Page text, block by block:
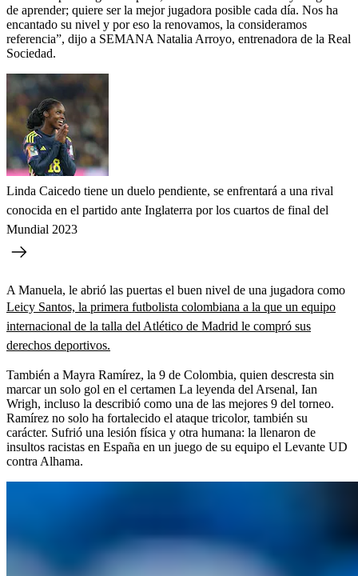
de aprender; quiere ser la mejor jugadora posible cada día. Nos ha
encantado su nivel y por eso la renovamos, la consideramos
referencia”, dijo a SEMANA Natalia Arroyo, entrenadora de la Real
Sociedad.
Linda Caicedo tiene un duelo pendiente, se enfrentará a una rival
conocida en el partido ante Inglaterra por los cuartos de final del
Mundial 2023
A Manuela, le abrió las puertas el buen nivel de una jugadora como
Leicy Santos, la primera futbolista colombiana a la que un equipo
internacional de la talla del Atlético de Madrid le compró sus
derechos deportivos.
También a Mayra Ramírez, la 9 de Colombia, quien descresta sin
marcar un solo gol en el certamen La leyenda del Arsenal, Ian
Wrigh, incluso la describió como una de las mejores 9 del torneo.
Ramírez no solo ha fortalecido el ataque tricolor, también su
carácter. Sufrió una lesión física y otra humana: la llenaron de
insultos racistas en España en un juego de su equipo el Levante UD
contra Alhama.